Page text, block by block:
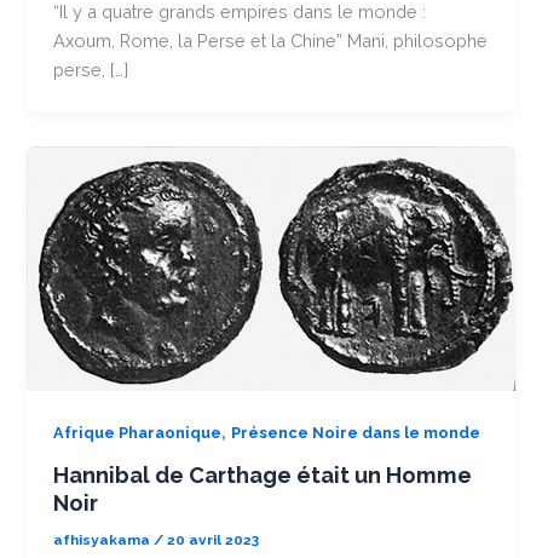
“Il y a quatre grands empires dans le monde :
Axoum, Rome, la Perse et la Chine” Mani, philosophe
perse, […]
Afrique Pharaonique, Présence Noire dans le monde
Hannibal de Carthage était un Homme
Noir
afhisyakama /20 avril 2023